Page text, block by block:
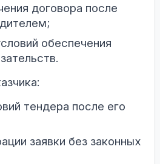
договора после
обеспечения
тендера после его
заявки без законных